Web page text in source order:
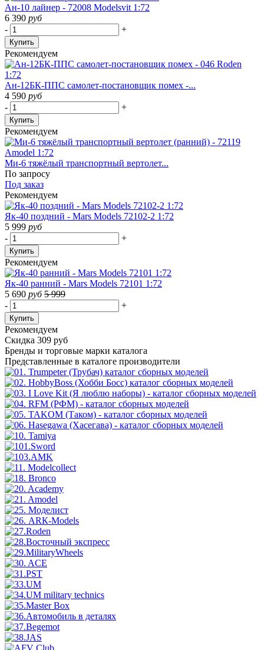
Ан-10 лайнер - 72008 Modelsvit 1:72
6 390 руб
-
+
Купить
Рекомендуем
Ан-12БК-ППС самолет-постановщик помех -...
4 590 руб
-
+
Купить
Рекомендуем
Ми-6 тяжёлый транспортный вертолет...
По запросу
Под заказ
Рекомендуем
Як-40 поздний - Mars Models 72102-2 1:72
5 999 руб
-
+
Купить
Рекомендуем
Як-40 ранний - Mars Models 72101 1:72
5 690 руб 5 999
-
+
Купить
Рекомендуем
Скидка 309 руб
Бренды и торговые марки каталога
Представленные в каталоге производители